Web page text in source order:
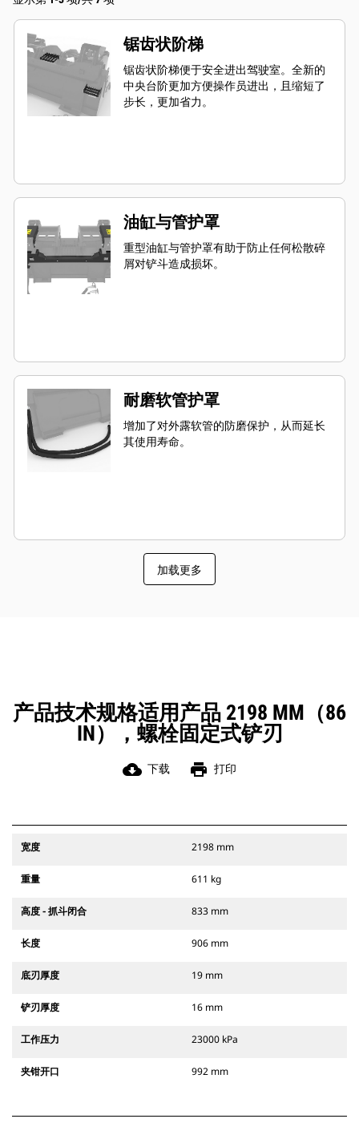
锯齿状阶梯
锯齿状阶梯便于安全进出驾驶室。全新的
中央台阶更加方便操作员进出，且缩短了
步长，更加省力。
油缸与管护罩
重型油缸与管护罩有助于防止任何松散碎
屑对铲斗造成损坏。
耐磨软管护罩
增加了对外露软管的防磨保护，从而延长
其使用寿命。
加载更多
产品技术规格适用产品 2198 MM（86
IN），螺栓固定式铲刃
cloud_download 下载 print 打印
宽度 2198 mm
重量 611 kg
高度 - 抓斗闭合 833 mm
长度 906 mm
底刃厚度 19 mm
铲刃厚度 16 mm
工作压力 23000 kPa
夹钳开口 992 mm